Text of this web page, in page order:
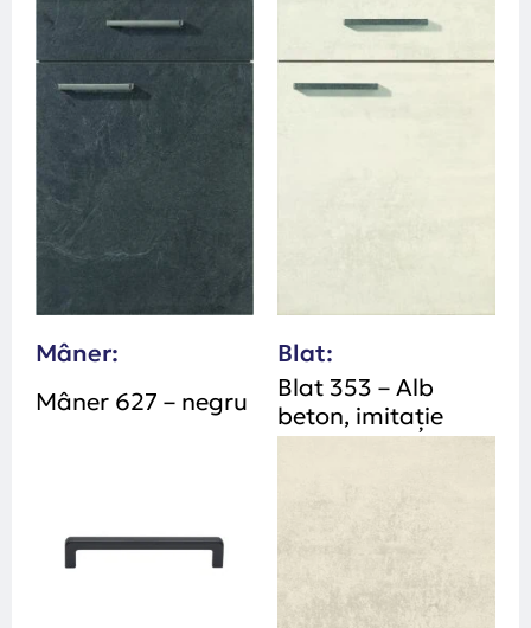
Mâner:
Mâner 627 – negru
Blat:
Blat 353 – Alb
beton, imitație